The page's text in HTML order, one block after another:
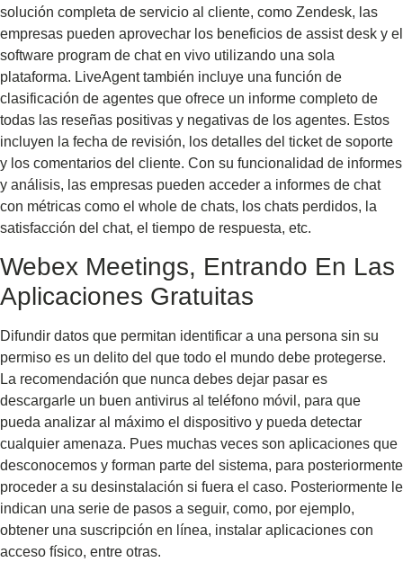
solución completa de servicio al cliente, como Zendesk, las
empresas pueden aprovechar los beneficios de assist desk y el
software program de chat en vivo utilizando una sola
plataforma. LiveAgent también incluye una función de
clasificación de agentes que ofrece un informe completo de
todas las reseñas positivas y negativas de los agentes. Estos
incluyen la fecha de revisión, los detalles del ticket de soporte
y los comentarios del cliente. Con su funcionalidad de informes
y análisis, las empresas pueden acceder a informes de chat
con métricas como el whole de chats, los chats perdidos, la
satisfacción del chat, el tiempo de respuesta, etc.
Webex Meetings, Entrando En Las
Aplicaciones Gratuitas
Difundir datos que permitan identificar a una persona sin su
permiso es un delito del que todo el mundo debe protegerse.
La recomendación que nunca debes dejar pasar es
descargarle un buen antivirus al teléfono móvil, para que
pueda analizar al máximo el dispositivo y pueda detectar
cualquier amenaza. Pues muchas veces son aplicaciones que
desconocemos y forman parte del sistema, para posteriormente
proceder a su desinstalación si fuera el caso. Posteriormente le
indican una serie de pasos a seguir, como, por ejemplo,
obtener una suscripción en línea, instalar aplicaciones con
acceso físico, entre otras.